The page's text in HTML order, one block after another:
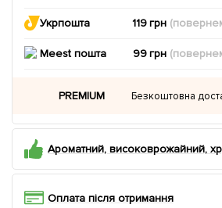
Укрпошта 119 грн
Meest пошта 99 грн
PREMIUM Безкоштовна
Ароматний, високоврожайний,
Оплата після отримання